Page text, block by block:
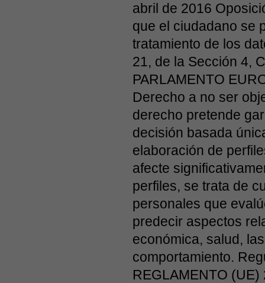
abril de 2016
que el ciudadano se
tratamiento de los
21, de la Sección 4,
PARLAMENTO
Derecho a no ser
derecho pretende
decisión basada
elaboración de
afecte
perfiles, se trata de
personales que
predecir aspectos
económica, salud,
comportamiento.
REGLAMENTO